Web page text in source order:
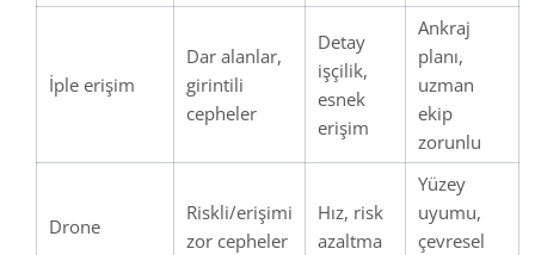
İple erişim
Dar alanlar,
girintili
cepheler
Detay
işçilik,
esnek
erişim
Ankraj
planı,
uzman
ekip
zorunlu
Drone
Riskli/erişimi
zor cepheler
Hız, risk
azaltma
Yüzey
uyumu,
çevresel